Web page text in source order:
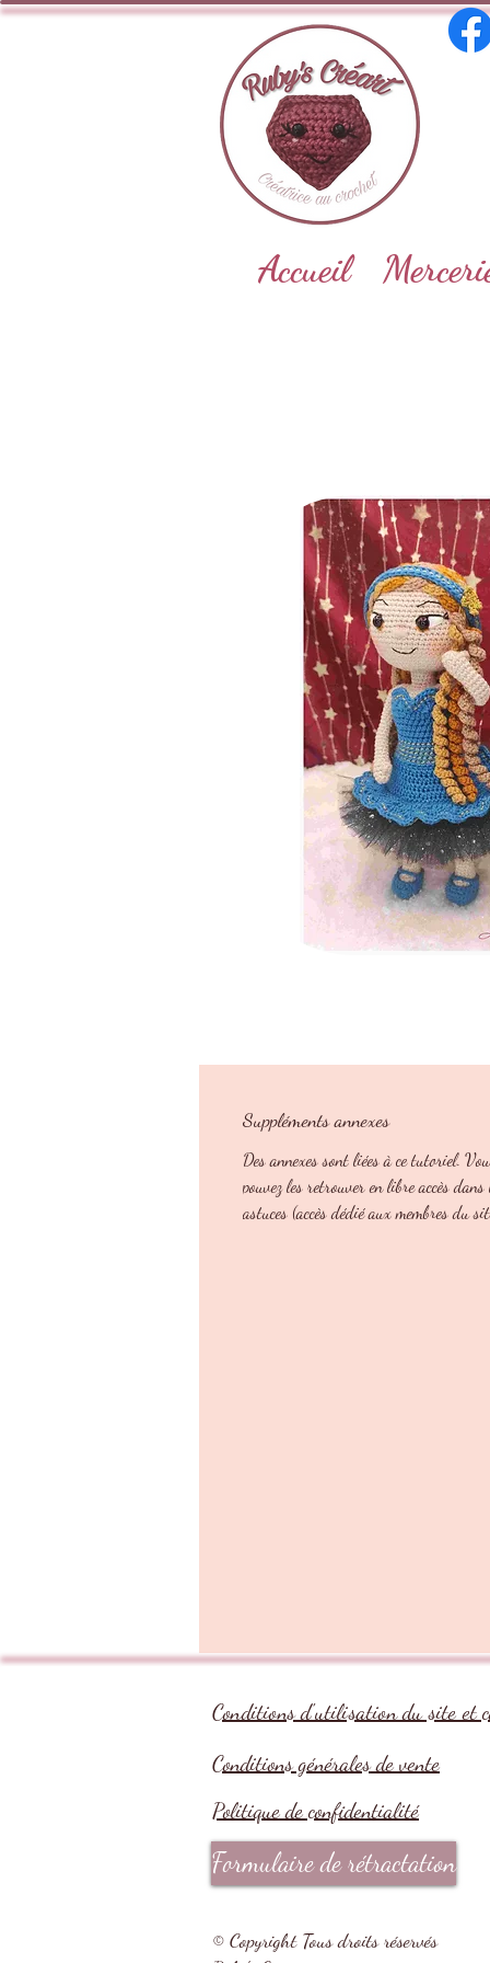
Accueil
Suppléments annexes
Des annexes sont liées à ce tutoriel.
pouvez les retrouver en libre accès dans
astuces (accès dédié aux membres du
Conditions d'utilisation du site et
Conditions générales de vente
Politique de confidentialité
Formulaire de rétractation
© Copyright Tous droits réservés